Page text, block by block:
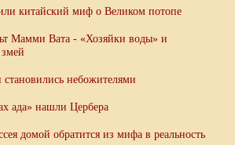
китайский миф о Великом потопе
Мамми Вата - «Хозяйки воды» и
небожителями
ада» нашли Цербера
домой обратится из мифа в реальность